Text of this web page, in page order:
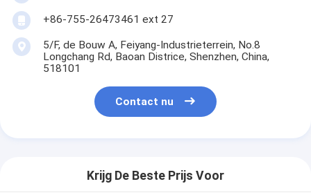
+86-755-26473461 ext 27
5/F, de Bouw A, Feiyang-Industrieterrein, No.8
Longchang Rd, Baoan Districe, Shenzhen, China,
518101
Contact nu
Krijg De Beste Prijs Voor